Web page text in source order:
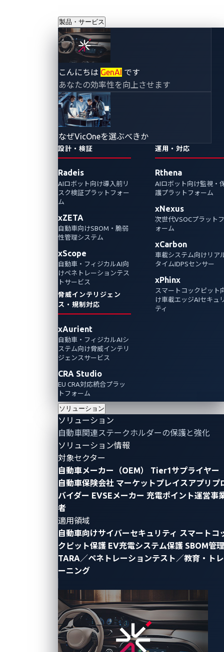
製品・サービス
こんにちは GenAI です
あなたの効率性を向上させます
なぜVicOneを選ぶべきか
設計・検証
Radeis
AIロボット向け導入前リ
スク検証プラットフォー
ム
xZETA
自動車向けSBOM・脆弱
性管理システム
xScope
自動車・フィジカルAI向
けペネトレーションテス
トサービス
脅威インテリジェン
ス・規制対応
xAurient
自動車・フィジカルAIシ
ステム向け脅威インテリ
ジェンスサービス
CRA Studio
EU CRA対応統合プラッ
トフォーム
運用・対応
Rthena
AIロボット向け監視・
護プラットフォーム
xNexus
次世代VSOCプラットフ
ォーム
xCarbon
車載システム向けリア
タイムIDPSセンサー
xPhinx
スマートコックピット
け車載エッジAIセキュ
ティ
ソリューション
ソリューション
自動車関連ステークホルダーの保護と強化
ソリューション情報
対象セクター
自動車メーカー（OEM）
Tier1サプライヤー
自動車保険会社 マーケットプレイスアプリプ
バイダー EVSEメーカー 充電ポイント運営事
者
適用領域
自動車向けサイバーセキュリティ スマートコ
クピット保護 EV充電システム保護 SBOM管理
TARA／ペネトレーションテスト／教育・トレ
ーニング
採用情報
セールス（AI・ロボティクス領域）
VicOneは、コネクティッド、SDV等、技術進化が著
しい自動車業界向けに、サイバーセキュリティソフ
トウェアやサービスを提供しています。本ポジショ
ンは、AI・ロボティクス事業立ち上げのビジネス開発
をご担当いただきます。
正社員
セールス
専門企業として、グローバルに製品・サービスを展
開しています。本ポジションでは、製品およびサー
ビスを自動車メーカーやサプライヤーを主なターゲ
ットとして営業活動いただきます。
正社員
ビジネス開発（Business Development
2024年にトレンドマイクロから独立したVicOneは、
自動車業界向けサイバーセキュリティの最前線を走
る企業です。コネクテッドカーやSDVの安全性・信
頼性向上を支援し、AI・ロボティクス領域にも挑戦。
グローバルな環境で、新規ビジネス開拓からサービ
ス開発、アライアンスまで幅広く関わり、最先端技
術と市場成長の両方を体感できるポジションです。
正社員
ソリューションコンサルタント